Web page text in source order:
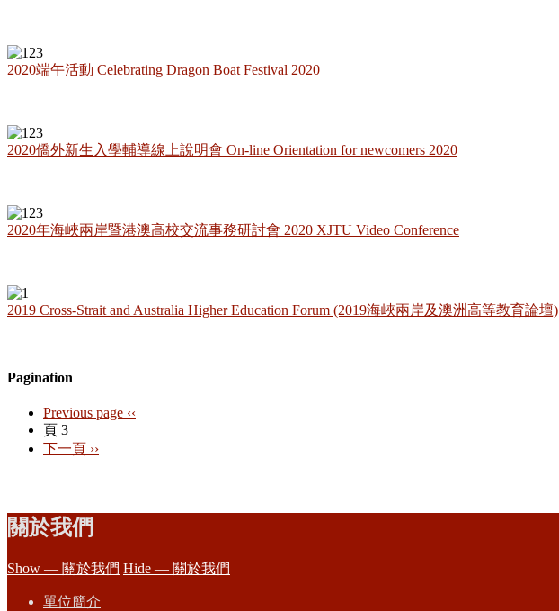
2020端午活動 Celebrating Dragon Boat Festival 2020
2020僑外新生入學輔導線上說明會 On-line Orientation for newcomers 2020
2020年海峽兩岸暨港澳高校交流事務研討會 2020 XJTU Video Conference
2019 Cross-Strait and Australia Higher Education Forum (2019海峽兩岸及澳洲高等教育論壇)
Pagination
Previous page ‹‹
頁 3
下一頁 ››
關於我們
Show — 關於我們 Hide — 關於我們
單位簡介